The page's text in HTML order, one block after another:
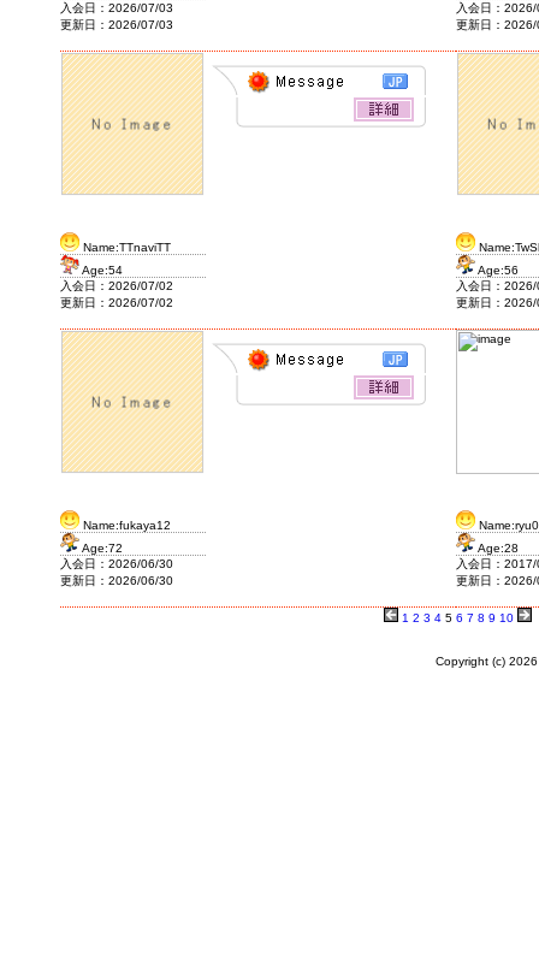
入会日：2026/07/03
更新日：2026/07/03
入会日：
更新日：
Name:TTnaviTT
Age:54
入会日：2026/07/02
更新日：2026/07/02
Age:56
入会日：
更新日：
Name:fukaya12
Age:72
入会日：2026/06/30
更新日：2026/06/30
Age:28
入会日：
更新日：
1 2 3 4 5 6 7 8 9 10
Copyright (c) 2026